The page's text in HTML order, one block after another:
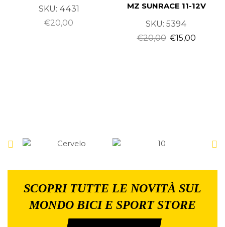
SKU: 4431
€20,00
MZ SUNRACE 11-12V
SKU: 5394
€20,00 €15,00
SCOPRI TUTTE LE NOVITÀ SUL
MONDO BICI E SPORT STORE